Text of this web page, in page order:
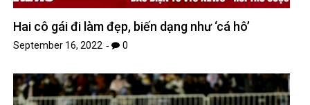
Hai cô gái đi làm đẹp, biến dạng như ‘cá hô’
September 16, 2022 0